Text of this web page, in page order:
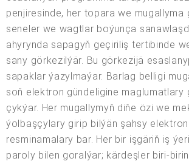
penjiresinde, her topara we mugallyma
seneler we wagtlar boýunça
ahyrynda sapagyň geçiriliş tertibinde
sany görkezilýär. Bu görkezijä
sapaklar ýazylmaýar. Barlag belligi
soň elektron gündeligine maglumatlary
çykýar. Her mugallymyň diňe özi we
ýolbaşçylary girip bilýän şahsy
resminamalary bar. Her bir işgäriň iş
paroly bilen goralýar; kärdeşler biri-